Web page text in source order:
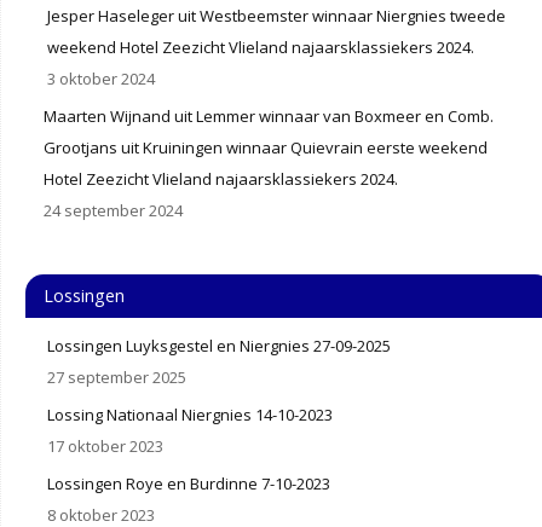
Jesper Haseleger uit Westbeemster winnaar Niergnies tweede
weekend Hotel Zeezicht Vlieland najaarsklassiekers 2024.
3 oktober 2024
Maarten Wijnand uit Lemmer winnaar van Boxmeer en Comb.
Grootjans uit Kruiningen winnaar Quievrain eerste weekend
Hotel Zeezicht Vlieland najaarsklassiekers 2024.
24 september 2024
Lossingen
Lossingen Luyksgestel en Niergnies 27-09-2025
27 september 2025
Lossing Nationaal Niergnies 14-10-2023
17 oktober 2023
Lossingen Roye en Burdinne 7-10-2023
8 oktober 2023